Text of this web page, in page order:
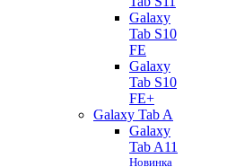
Galaxy
Tab S10
FE
Galaxy
Tab S10
FE+
Galaxy Tab A
Galaxy
Tab A11
Новинка